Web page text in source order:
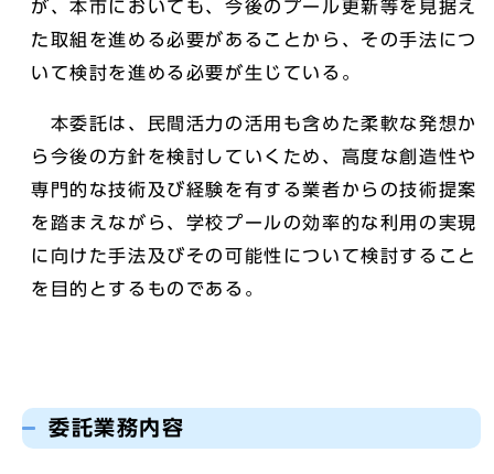
が、本市においても、今後のプール更新等を見据え
た取組を進める必要があることから、その手法につ
いて検討を進める必要が生じている。
本委託は、民間活力の活用も含めた柔軟な発想か
ら今後の方針を検討していくため、高度な創造性や
専門的な技術及び経験を有する業者からの技術提案
を踏まえながら、学校プールの効率的な利用の実現
に向けた手法及びその可能性について検討すること
を目的とするものである。
委託業務内容